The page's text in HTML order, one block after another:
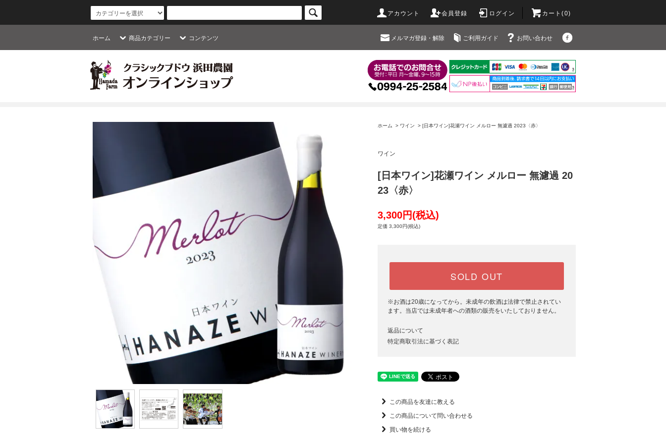
アカウント 会員登録 ログイン カート(0)
ホーム 商品カテゴリー コンテンツ メルマガ登録・解除 ご利用ガイド お問い合わせ
ホーム > ワイン > [日本ワイン]花瀬ワイン メルロー 無濾過 2023〈赤〉
ワイン
[日本ワイン]花瀬ワイン メルロー 無濾過 20
23〈赤〉
3,300円(税込)
定価 3,300円(税込)
SOLD OUT
※お酒は20歳になってから。未成年の飲酒は法律で禁止されてい
ます。当店では未成年者への酒類の販売をいたしておりません。
返品について
特定商取引法に基づく表記
この商品を友達に教える
この商品について問い合わせる
買い物を続ける